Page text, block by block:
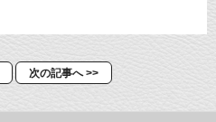
次の記事へ >>